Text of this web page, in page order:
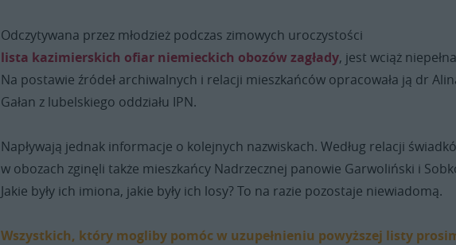
Odczytywana przez młodzież podczas zimowych uroczystości
lista kazimierskich ofiar niemieckich obozów zagłady, jest wciąż
Na postawie źródeł archiwalnych i relacji mieszkańców opracowała ją dr
Gałan z lubelskiego oddziału IPN.
Napływają jednak informacje o kolejnych nazwiskach. Według relacji
w obozach zginęli także mieszkańcy Nadrzecznej panowie Garwoliński i
Jakie były ich imiona, jakie były ich losy? To na razie pozostaje niewiadomą.
Wszystkich, który mogliby pomóc w uzupełnieniu powyższej listy